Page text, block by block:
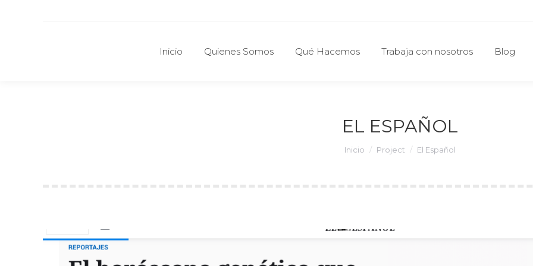
Inicio Quienes Somos Qué Hacemos Trabaja con nosotros Blog
EL ESPAÑOL
Estás aquí:
Inicio Project El Español
Inicio Quienes Somos Qué Hacemos Trabaja con nosotros Blog